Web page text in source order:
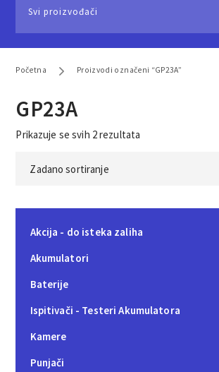
Svi proizvođači
Početna Proizvodi označeni “GP23A”
GP23A
Prikazuje se svih 2 rezultata
Akcija - do isteka zaliha
Akumulatori
Baterije
Ispitivači - Testeri Akumulatora
Kamere
Punjači